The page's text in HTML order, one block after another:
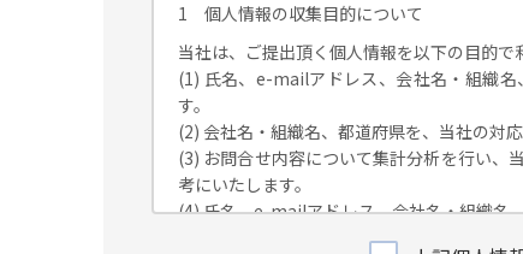
1 個人情報の収集目的について
当社は、ご提出頂く個人情報を以下の目的で
(1) 氏名、e-mailアドレス、会社名・組織
す。
(2) 会社名・組織名、都道府県を、当社の対
(3) お問合せ内容について集計分析を行い、
考にいたします。
(4) 氏名、e-mailアドレス、会社名・組織名
が独自に発信する情報（ブログ記事、ホワ